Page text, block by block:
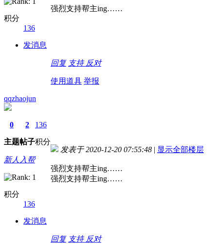
积分
136
发消息
强烈支持帮主ing……
回复 支持 反对
使用道具 举报
qqzhaojun
0
主题
2
帖子
136
积分
新人入帮
积分
136
发消息
发表于 2020-12-20 07:55:48 | 显示全部楼层
强烈支持帮主ing……
强烈支持帮主ing……
回复 支持 反对